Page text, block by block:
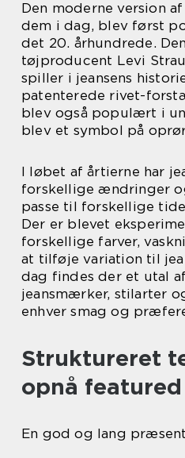
Den moderne version
dem i dag, blev først
det 20. århundrede.
tøjproducent Levi
spiller i jeansens
patenterede rivet-
blev også populært i
blev et symbol på
I løbet af årtierne har
forskellige ændringer
passe til forskellige
Der er blevet
forskellige farver,
at tilføje variation til
dag findes der et utal
jeansmærker, stilarter
enhver smag og
Struktureret
opnå
En god og lang